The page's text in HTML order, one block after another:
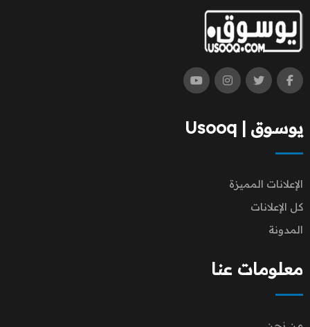
يوسوق | Usooq
الإعلانات المميزة
كل الإعلانات
المدونة
معلومات عنا